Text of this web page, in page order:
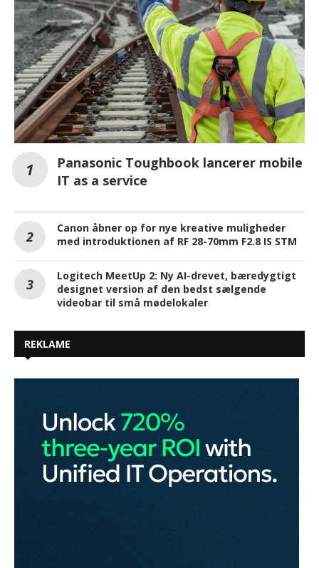
Panasonic Toughbook lancerer mobile
IT as a service
Canon åbner op for nye kreative muligheder
med introduktionen af RF 28-70mm F2.8 IS STM
Logitech MeetUp 2: Ny AI-drevet, bæredygtigt
designet version af den bedst sælgende
videobar til små mødelokaler
REKLAME